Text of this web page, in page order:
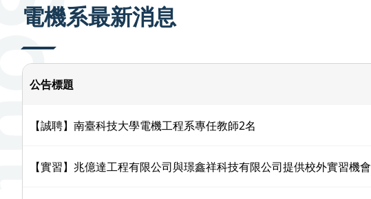
電機系最新消息
公告標題
【誠聘】南臺科技大學電機工程系專任教師2名
【實習】兆億達工程有限公司與璟鑫祥科技有限公司提供校外實習機會